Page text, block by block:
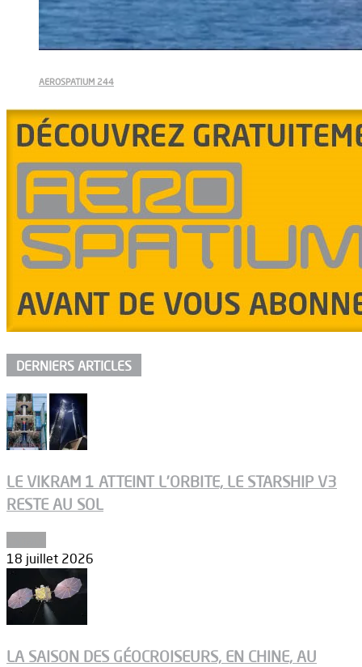
AEROSPATIUM 244
DERNIERS ARTICLES
LE VIKRAM 1 ATTEINT L’ORBITE, LE STARSHIP V3
RESTE AU SOL
18 juillet 2026
LA SAISON DES GÉOCROISEURS, EN CHINE, AU